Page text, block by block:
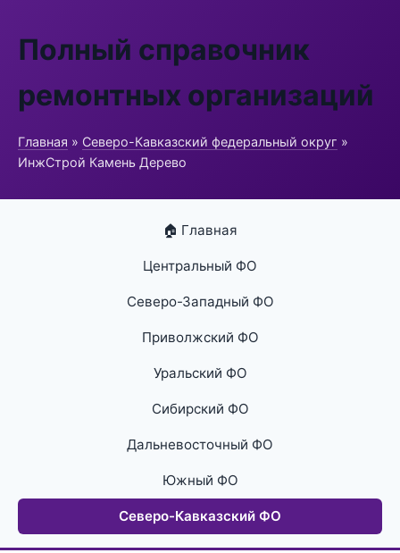
Полный справочник
ремонтных организаций
Главная » Северо-Кавказский федеральный округ »
ИнжСтрой Камень Дерево
🏠 Главная
Центральный ФО
Северо-Западный ФО
Приволжский ФО
Уральский ФО
Сибирский ФО
Дальневосточный ФО
Южный ФО
Северо-Кавказский ФО